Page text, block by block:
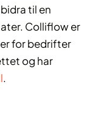
til en
Colliflow er
for bedrifter
og har
.